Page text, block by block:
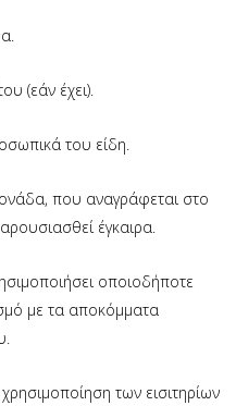
(εάν έχει).
του είδη.
που αναγράφεται στο
έγκαιρα.
οποιοδήποτε
με τα αποκόμματα
των εισιτηρίων